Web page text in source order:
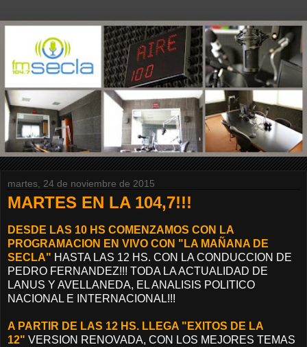
martes, 24 de noviembre de 2015
MARTES EN LA 104,7!!!
DESDE LAS 10 HS COMENZAMOS CON LA
PROGRAMACION EN VIVO CON "LA MAÑANA DE
SECLA" HASTA LAS 12 HS. CON LA CONDUCCION DE
PEDRO FERNANDEZ!!! TODA LA ACTUALIDAD DE
LANUS Y AVELLANEDA, EL ANALISIS POLITICO
NACIONAL E INTERNACIONAL!!!
A PARTIR DE LAS 12 HS. LLEGA "EXITOS DE LA
12" VERSION RENOVADA, CON LOS MEJORES TEMAS